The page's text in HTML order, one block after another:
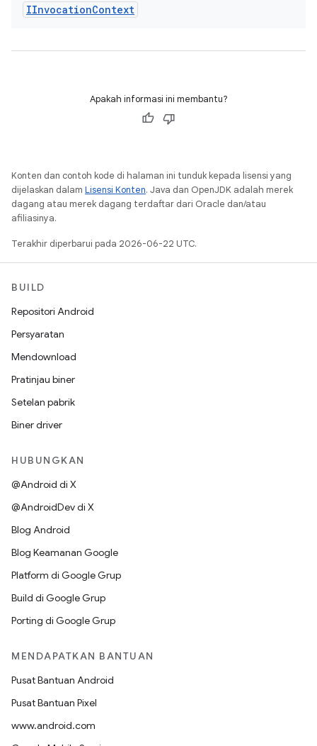
IInvocationContext
Apakah informasi ini membantu?
Konten dan contoh kode di halaman ini tunduk kepada lisensi yang
dijelaskan dalam Lisensi Konten. Java dan OpenJDK adalah merek
dagang atau merek dagang terdaftar dari Oracle dan/atau
afiliasinya.
Terakhir diperbarui pada 2026-06-22 UTC.
BUILD
Repositori Android
Persyaratan
Mendownload
Pratinjau biner
Setelan pabrik
Biner driver
HUBUNGKAN
@Android di X
@AndroidDev di X
Blog Android
Blog Keamanan Google
Platform di Google Grup
Build di Google Grup
Porting di Google Grup
MENDAPATKAN BANTUAN
Pusat Bantuan Android
Pusat Bantuan Pixel
www.android.com